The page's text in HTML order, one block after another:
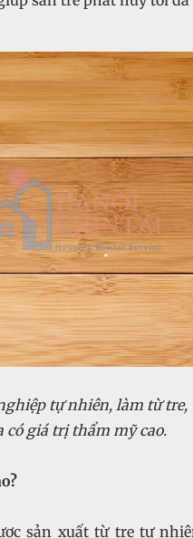
tự nhiên, làm từ
có giá trị thẩm mỹ cao.
sản xuất từ tre tự